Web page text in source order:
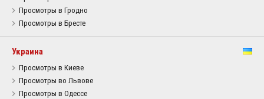
Просмотры в Гродно
Просмотры в Бресте
Украина
Просмотры в Киеве
Просмотры во Львове
Просмотры в Одессе